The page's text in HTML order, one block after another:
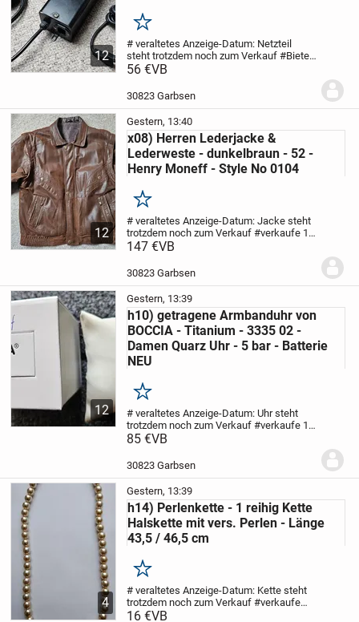
12
Merken
# veraltetes Anzeige-Datum: Netzteil
steht trotzdem noch zum Verkauf #Biete
gebrauchtes Vorschaltgerät / Netzteil an
Lichttechnik- Type / Modell: 150109
56 €VB
30823 Garbsen
12
Gestern, 13:40
x08) Herren Lederjacke &
Lederweste - dunkelbraun - 52 -
Henry Moneff - Style No 0104
Merken
# veraltetes Anzeige-Datum: Jacke steht
trotzdem noch zum Verkauf #verkaufe 1
getragene Lederjacke, welche auch als
Henry Moneff- Modell-Bezeichnung /...
147 €VB
30823 Garbsen
12
Gestern, 13:39
h10) getragene Armbanduhr von
BOCCIA - Titanium - 3335 02 -
Damen Quarz Uhr - 5 bar - Batterie
NEU
Merken
# veraltetes Anzeige-Datum: Uhr steht
trotzdem noch zum Verkauf #verkaufe 1
getragene / gebrauchte Damen-
TITANIUM- Modell-Nr.: 3335-02
85 €VB
30823 Garbsen
4
Gestern, 13:39
h14) Perlenkette - 1 reihig Kette
Halskette mit vers. Perlen - Länge
43,5 / 46,5 cm
Merken
# veraltetes Anzeige-Datum: Kette steht
trotzdem noch zum Verkauf #verkaufe
getragene Damen-Halskette
16 €VB